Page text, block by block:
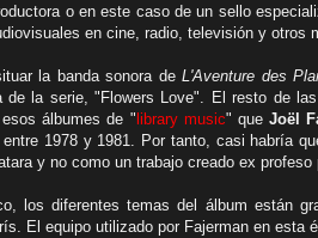
o en este caso de un sello
en cine, radio, televisión y otros
la banda sonora de L'Aventure des
de la serie, "Flowers Love". El resto de
álbumes de " library music" que Joël
1978 y 1981. Por tanto, casi habría
y no como un trabajo creado ex profeso
los diferentes temas del álbum están
El equipo utilizado por Fajerman en esta